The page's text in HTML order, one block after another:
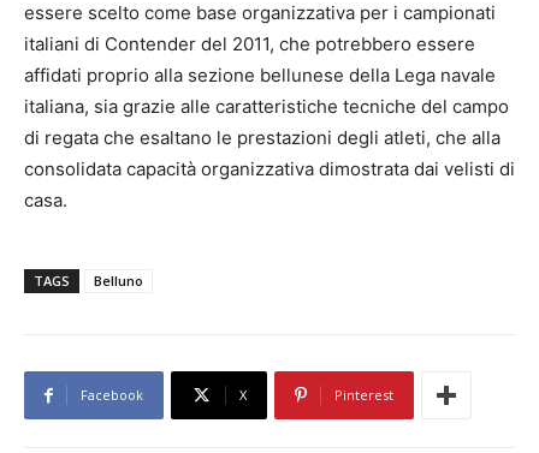
essere scelto come base organizzativa per i campionati
italiani di Contender del 2011, che potrebbero essere
affidati proprio alla sezione bellunese della Lega navale
italiana, sia grazie alle caratteristiche tecniche del campo
di regata che esaltano le prestazioni degli atleti, che alla
consolidata capacità organizzativa dimostrata dai velisti di
casa.
TAGS Belluno
Facebook X Pinterest